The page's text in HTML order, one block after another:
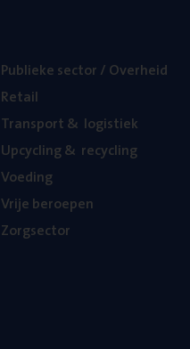
Publie­ke sec­tor / Overheid
Retail
Trans­port& logistiek
Upcy­cling& recycling
Voe­ding
Vrije beroe­pen
Zorg­sec­tor